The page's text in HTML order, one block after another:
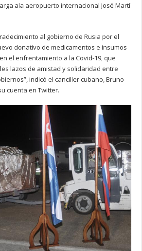
ala aeropuerto internacional José Martí
al gobierno de Rusia por el
donativo de medicamentos e insumos
el enfrentamiento a la Covid-19, que
lazos de amistad y solidaridad entre
indicó el canciller cubano, Bruno
cuenta en Twitter.